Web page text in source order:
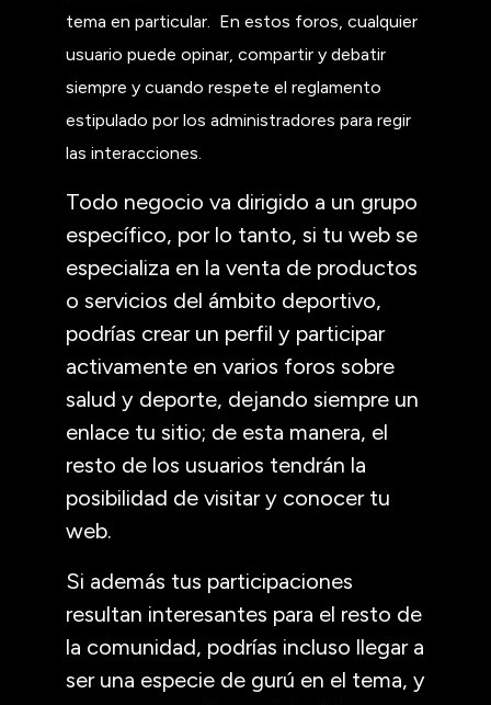
tema en particular. En estos foros, cualquier
usuario puede opinar, compartir y debatir
siempre y cuando respete el reglamento
estipulado por los administradores para regir
las interacciones.
Todo negocio va dirigido a un grupo
específico, por lo tanto, si tu web se
especializa en la venta de productos
o servicios del ámbito deportivo,
podrías crear un perfil y participar
activamente en varios foros sobre
salud y deporte, dejando siempre un
enlace tu sitio; de esta manera, el
resto de los usuarios tendrán la
posibilidad de visitar y conocer tu
web.
Si además tus participaciones
resultan interesantes para el resto de
la comunidad, podrías incluso llegar a
ser una especie de gurú en el tema, y